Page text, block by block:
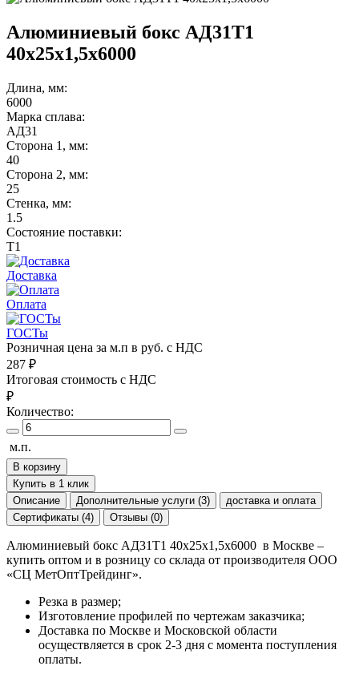
Алюминиевый бокс АД31Т1
40х25х1,5х6000
Длина, мм:
6000
Марка сплава:
АД31
Сторона 1, мм:
40
Сторона 2, мм:
25
Стенка, мм:
1.5
Состояние поставки:
Т1
Доставка
Оплата
ГОСТы
Розничная цена за м.п в руб. с НДС
287 ₽
Итоговая стоимость с НДС
₽
Количество:
м.п.
В корзину
Купить в 1 клик
Описание
Дополнительные услуги (3)
доставка и оплата
Сертификаты (4)
Отзывы (0)
Алюминиевый бокс АД31Т1 40х25х1,5х6000 в Москве –
купить оптом и в розницу со склада от производителя ООО
«СЦ МетОптТрейдинг».
Резка в размер;
Изготовление профилей по чертежам заказчика;
Доставка по Москве и Московской области
осуществляется в срок 2-3 дня с момента поступления
оплаты.